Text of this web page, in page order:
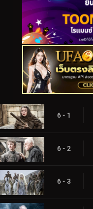
6 - 1
6 - 2
6 - 3